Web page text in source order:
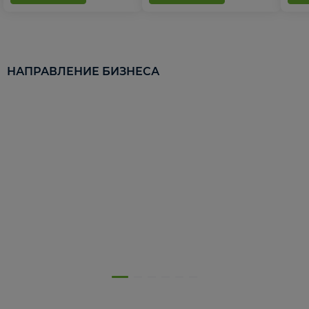
НАПРАВЛЕНИЕ БИЗНЕСА